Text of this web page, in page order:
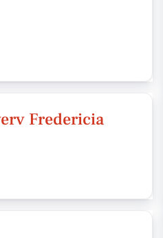
Fredericia